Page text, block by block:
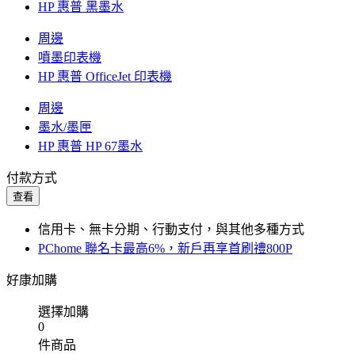
HP 惠普 黑墨水
周邊
噴墨印表機
HP 惠普 OfficeJet 印表機
周邊
墨水/墨匣
HP 惠普 HP 67墨水
付款方式
查看
信用卡、無卡分期、行動支付，與其他多種方式
PChome 聯名卡最高6%，新戶再享首刷禮800P
好康加購
選擇加購
0
件商品